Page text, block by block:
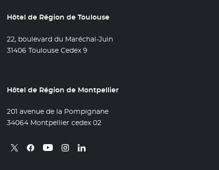
Hôtel de Région de Toulouse
22, boulevard du Maréchal-Juin
31406 Toulouse Cedex 9
Hôtel de Région de Montpellier
201 avenue de la Pompignane
34064 Montpellier cedex 02
Retrouvez nous sur X
- Nouvelle fenêtre
Retrouvez nous sur Facebook
- Nouvelle fenêtre
Retrouvez nous sur Youtube
- Nouvelle fenêtre
Retrouvez nous sur Instagram
- Nouvelle fenêtre
Retrouvez nous sur Linkedin
- Nouvelle fenêtre